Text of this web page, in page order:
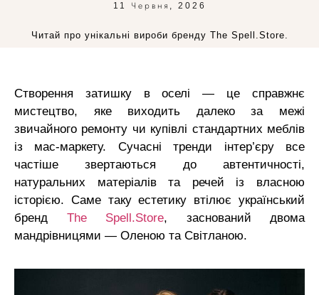
11 Червня, 2026
Читай про унікальні вироби бренду The Spell.Store.
Створення затишку в оселі — це справжнє
мистецтво, яке виходить далеко за межі
звичайного ремонту чи купівлі стандартних меблів
із мас-маркету. Сучасні тренди інтер’єру все
частіше звертаються до автентичності,
натуральних матеріалів та речей із власною
історією. Саме таку естетику втілює український
бренд The Spell.Store, заснований двома
мандрівницями — Оленою та Світланою.